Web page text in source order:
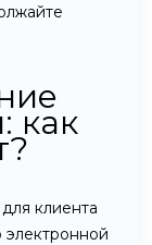
как
клиента
электронной